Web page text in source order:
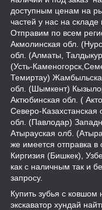
доступным ценам на
частей у нас на
Отправим по всем
Акмолинская обл.
обл. (Алматы,
(Усть-
Темиртау)
обл. (Шымкент)
Актюбинская обл. (
Северо-Казахстанская
обл. (Павлодар)
Атырауская олб.
же имеется отправка
Киргизия (Бишкек),
как с наличным так и
запросу.
Купить зубья с ковшом
экскаватор хундай